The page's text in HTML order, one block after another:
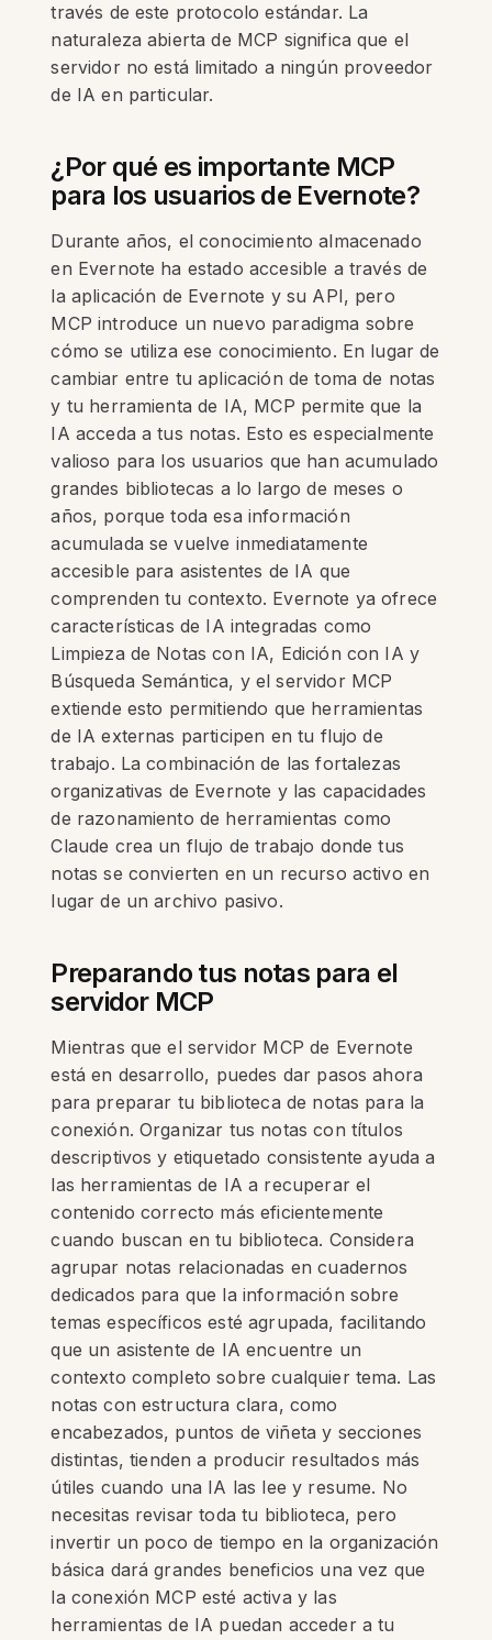
través de este protocolo estándar. La
naturaleza abierta de MCP significa que el
servidor no está limitado a ningún proveedor
de IA en particular.
¿Por qué es importante MCP
para los usuarios de Evernote?
Durante años, el conocimiento almacenado
en Evernote ha estado accesible a través de
la aplicación de Evernote y su API, pero
MCP introduce un nuevo paradigma sobre
cómo se utiliza ese conocimiento. En lugar de
cambiar entre tu aplicación de toma de notas
y tu herramienta de IA, MCP permite que la
IA acceda a tus notas. Esto es especialmente
valioso para los usuarios que han acumulado
grandes bibliotecas a lo largo de meses o
años, porque toda esa información
acumulada se vuelve inmediatamente
accesible para asistentes de IA que
comprenden tu contexto. Evernote ya ofrece
características de IA integradas como
Limpieza de Notas con IA, Edición con IA y
Búsqueda Semántica, y el servidor MCP
extiende esto permitiendo que herramientas
de IA externas participen en tu flujo de
trabajo. La combinación de las fortalezas
organizativas de Evernote y las capacidades
de razonamiento de herramientas como
Claude crea un flujo de trabajo donde tus
notas se convierten en un recurso activo en
lugar de un archivo pasivo.
Preparando tus notas para el
servidor MCP
Mientras que el servidor MCP de Evernote
está en desarrollo, puedes dar pasos ahora
para preparar tu biblioteca de notas para la
conexión. Organizar tus notas con títulos
descriptivos y etiquetado consistente ayuda a
las herramientas de IA a recuperar el
contenido correcto más eficientemente
cuando buscan en tu biblioteca. Considera
agrupar notas relacionadas en cuadernos
dedicados para que la información sobre
temas específicos esté agrupada, facilitando
que un asistente de IA encuentre un
contexto completo sobre cualquier tema. Las
notas con estructura clara, como
encabezados, puntos de viñeta y secciones
distintas, tienden a producir resultados más
útiles cuando una IA las lee y resume. No
necesitas revisar toda tu biblioteca, pero
invertir un poco de tiempo en la organización
básica dará grandes beneficios una vez que
la conexión MCP esté activa y las
herramientas de IA puedan acceder a tu